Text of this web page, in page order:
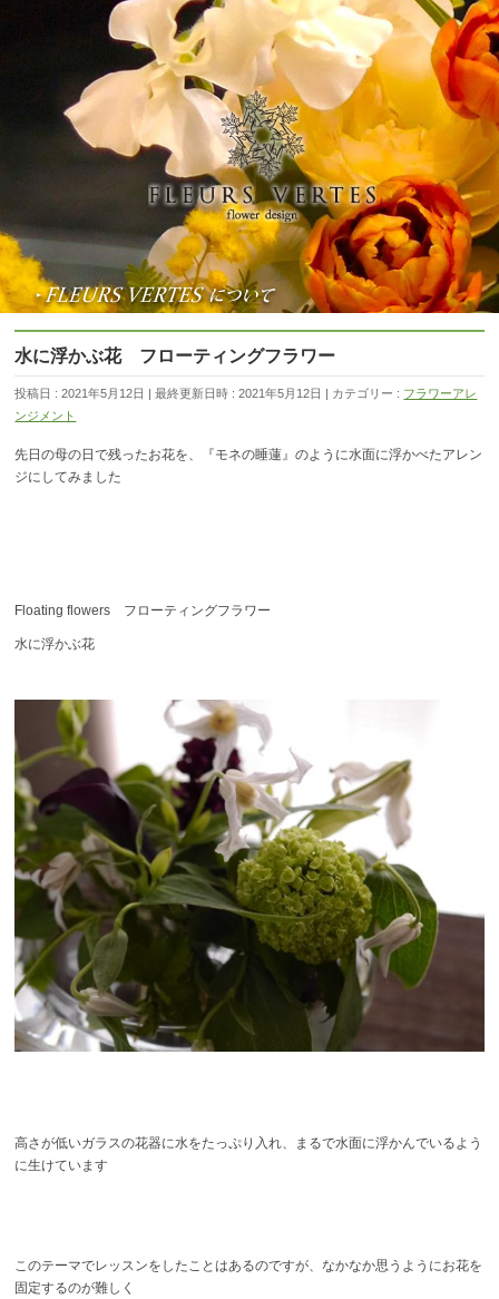
水に浮かぶ花 フローティングフラワー
投稿日 : 2021年5月12日 最終更新日時 : 2021年5月12日 カテゴリー : フラワーアレ
ンジメント
先日の母の日で残ったお花を、『モネの睡蓮』のように水面に浮かべたアレン
ジにしてみました
Floating flowers フローティングフラワー
水に浮かぶ花
高さが低いガラスの花器に水をたっぷり入れ、まるで水面に浮かんでいるよう
に生けています
このテーマでレッスンをしたことはあるのですが、なかなか思うようにお花を
固定するのが難しく